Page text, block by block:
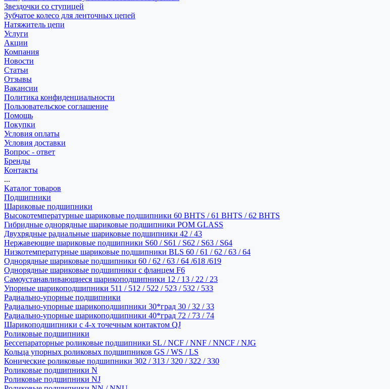
Звездочки со ступицей
Зубчатое колесо для ленточных цепей
Натяжитель цепи
Услуги
Акции
Компания
Новости
Статьи
Отзывы
Вакансии
Политика конфиденциальности
Пользовательское соглашение
Помощь
Покупки
Условия оплаты
Условия доставки
Вопрос - ответ
Бренды
Контакты
...
Каталог товаров
Подшипники
Шариковые подшипники
Высокотемпературные шариковые подшипники 60 BHTS / 61 BHTS / 62 BHTS
Гибридные однорядные шариковые подшипники POM GLASS
Двухрядные радиальные шариковые подшипники 42 / 43
Нержавеющие шариковые подшипники S60 / S61 / S62 / S63 / S64
Низкотемпературные шариковые подшипники BLS 60 / 61 / 62 / 63 / 64
Однорядные шариковые подшипники 60 / 62 / 63 / 64 /618 /619
Однорядные шариковые подшипники с фланцем F6
Самоустанавливающиеся шарикоподшипники 12 / 13 / 22 / 23
Упорные шарикоподшипники 511 / 512 / 522 / 523 / 532 / 533
Радиально-упорные подшипники
Радиально-упорные шарикоподшипники 30*град 30 / 32 / 33
Радиально-упорные шарикоподшипники 40*град 72 / 73 / 74
Шарикоподшипники с 4-х точечным контактом QJ
Роликовые подшипники
Бессепараторные роликовые подшипники SL / NCF / NNF / NNCF / NJG
Кольца упорных роликовых подшипников GS / WS / LS
Конические роликовые подшипники 302 / 313 / 320 / 322 / 330
Роликовые подшипники N
Роликовые подшипники NJ